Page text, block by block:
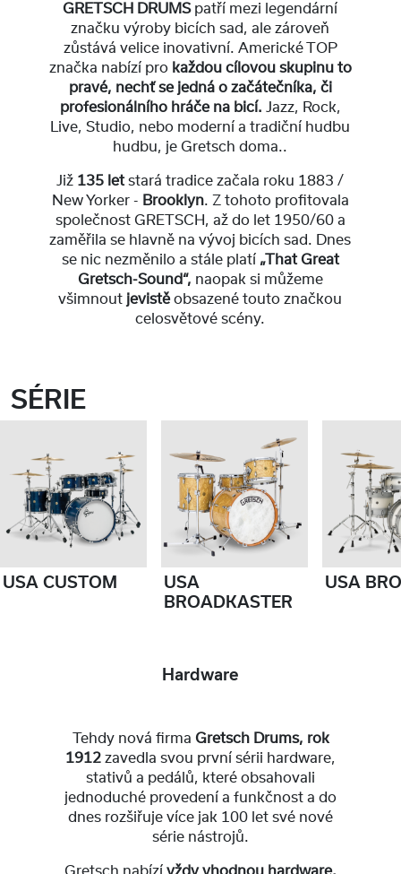
GRETSCH DRUMS patří mezi legendární
značku výroby bicích sad, ale zároveň
zůstává velice inovativní. Americké TOP
značka nabízí pro každou cílovou skupinu to
pravé, nechť se jedná o začátečníka, či
profesionálního hráče na bicí. Jazz, Rock,
Live, Studio, nebo moderní a tradiční hudbu
hudbu, je Gretsch doma..
Již 135 letstará tradice začala roku 1883 /
New Yorker - Brooklyn. Z tohoto profitovala
společnost GRETSCH, až do let 1950/60 a
zaměřila se hlavně na vývoj bicích sad. Dnes
se nic nezměnilo a stále platí „That Great
Gretsch-Sound“, naopak si můžeme
všimnout jevistěobsazené touto značkou
celosvětové scény.
SÉRIE
USA CUSTOM
USA
BROADKASTER
USA
Hardware
Tehdy nová firma Gretsch Drums, rok
1912 zavedla svou první sérii hardware,
stativů a pedálů, které obsahovali
jednoduché provedení a funkčnost a do
dnes rozšiřuje více jak 100 let své nové
série nástrojů.
Gretsch nabízí vždy vhodnou hardware,